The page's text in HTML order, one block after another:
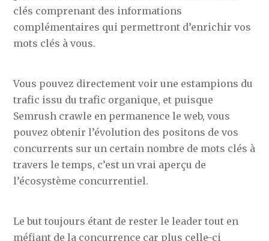
clés comprenant des informations
complémentaires qui permettront d’enrichir vos
mots clés à vous.
Vous pouvez directement voir une estampions du
trafic issu du trafic organique, et puisque
Semrush crawle en permanence le web, vous
pouvez obtenir l’évolution des positons de vos
concurrents sur un certain nombre de mots clés à
travers le temps, c’est un vrai aperçu de
l’écosystème concurrentiel.
Le but toujours étant de rester le leader tout en
méfiant de la concurrence car plus celle-ci